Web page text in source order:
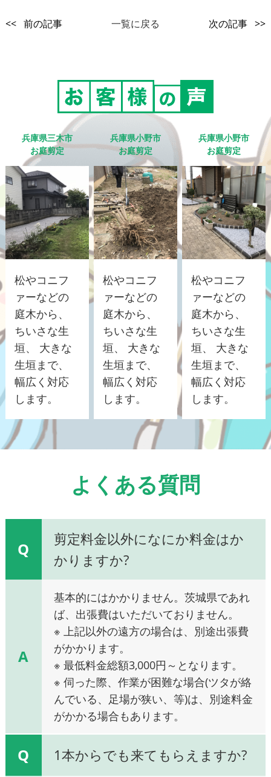
<< 前の記事 一覧に戻る 次の記事 >>
兵庫県三木市
お庭剪定
松やコニフ
ァーなどの
庭木から、
ちいさな生
垣、 大きな
生垣まで、
幅広く対応
します。
兵庫県小野市
お庭剪定
松やコニフ
ァーなどの
庭木から、
ちいさな生
垣、 大きな
生垣まで、
幅広く対応
します。
兵庫県小野市
お庭剪定
松やコニフ
ァーなどの
庭木から、
ちいさな生
垣、 大きな
生垣まで、
幅広く対応
します。
よくある質問
Q
剪定料金以外になにか料金はか
かりますか?
A
基本的にはかかりません。茨城県であれ
ば、出張費はいただいておりません。
※ 上記以外の遠方の場合は、別途出張費
がかかります。
※ 最低料金総額3,000円～となります。
※ 伺った際、作業が困難な場合(ツタが絡
んでいる、足場が狭い、等)は、別途料金
がかかる場合もあります。
Q 1本からでも来てもらえますか?